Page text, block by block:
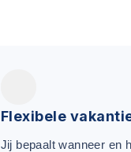
Flexibele
Jij bepaalt wanneer en